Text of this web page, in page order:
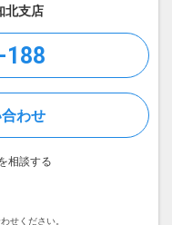
北支店
188
わせ
相談する
せください。